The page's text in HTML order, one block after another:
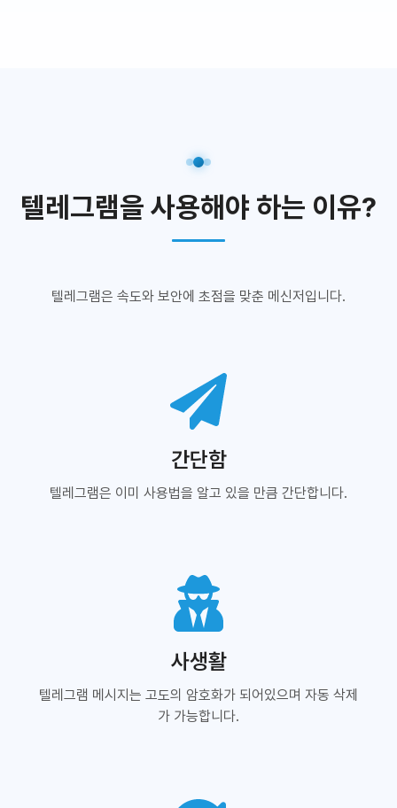
텔레그램을 사용해야 하는 이유?
텔레그램은 속도와 보안에 초점을 맞춘 메신저입니다.
간단함
텔레그램은 이미 사용법을 알고 있을 만큼 간단합니다.
사생활
텔레그램 메시지는 고도의 암호화가 되어있으며 자동 삭제
가 가능합니다.